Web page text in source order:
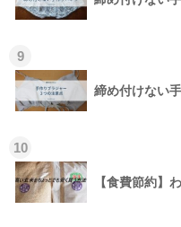
9
締め付けない
10
【食費節約】